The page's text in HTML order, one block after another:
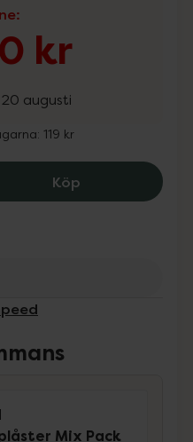
:
kr
augusti
119 kr
KöpCompeed
Mix Pack